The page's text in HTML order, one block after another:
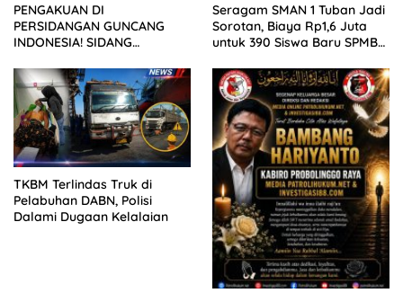
PENGAKUAN DI
PERSIDANGAN GUNCANG
INDONESIA! SIDANG
KELUARGA KORBAN
MENGAMUK DI PN MALANG
Seragam SMAN 1 Tuban Jadi
Sorotan, Biaya Rp1,6 Juta
untuk 390 Siswa Baru SPMB
TKBM Terlindas Truk di
Pelabuhan DABN, Polisi
Dalami Dugaan Kelalaian